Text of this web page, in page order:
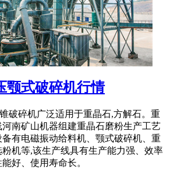
颚式破碎机行情
破碎机广泛适用于重晶石,方解石。重
南矿山机器组建重晶石磨粉生产工艺
有电磁振动给料机、颚式破碎机、重
机等,该生产线具有生产能力强、效率
好、使用寿命长。